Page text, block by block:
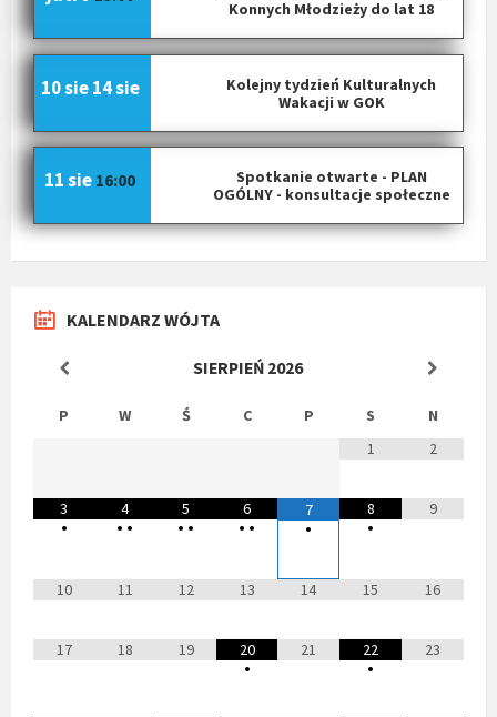
Konnych Młodzieży do lat 18
Kolejny tydzień Kulturalnych
Wakacji w GOK
10 sie 14 sie
Spotkanie otwarte - PLAN
OGÓLNY - konsultacje społeczne
11 sie 16:00
KALENDARZ WÓJTA
SIERPIEŃ 2026
P W Ś C P S
N
1
2
3
•
4
• •
5
• •
6
• •
7
•
8
•
9
10 11 12 13 14 15 16
17 18 19
20
•
21
22
•
23